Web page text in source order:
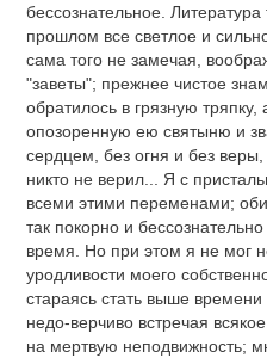
бессознательное.
прошлом все светлое и
сама того не замечая,
"заветы"; прежнее чистое
обратилось в грязную
опозоренную ею святыню и
сердцем, без огня и без
никто не верил... Я с
всеми этими переменами;
так покорно и
время. Но при этом я не мог
уродливости моего
стараясь стать выше времени
недо-верчиво встречая
на мертвую неподвижность;